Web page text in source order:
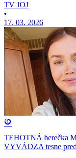
TV JOJ
•
17. 03. 2026
TEHOTNÁ herečka
VYVÁDZA tesne